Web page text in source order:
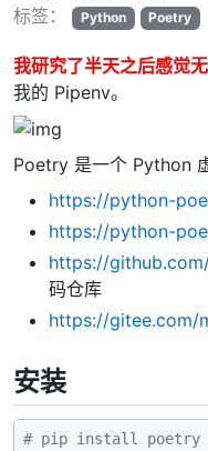
标签：
Python Poetry
我研究了半天之后感觉
我的 Pipenv。
Poetry 是一个 Python
https://python-
https://python-
https://
码仓库
https://gitee.com/
安装
# pip install poetry